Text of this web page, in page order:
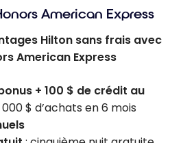
American Express
Hilton sans frais avec
American Express
+ 100 $ de crédit au
$ d’achats en 6 mois